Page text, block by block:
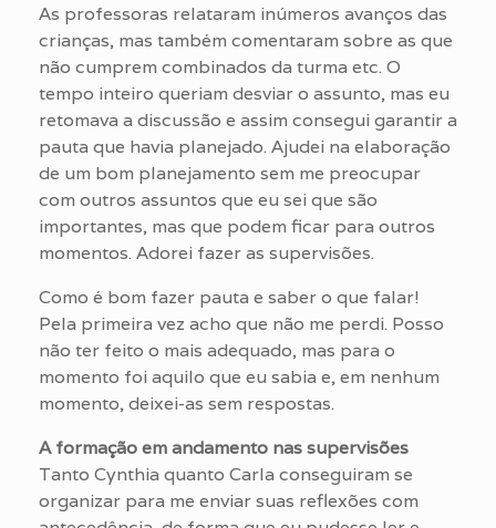
As professoras relataram inúmeros avanços das
crianças, mas também comentaram sobre as que
não cumprem combinados da turma etc. O
tempo inteiro queriam desviar o assunto, mas eu
retomava a discussão e assim consegui garantir a
pauta que havia planejado. Ajudei na elaboração
de um bom planejamento sem me preocupar
com outros assuntos que eu sei que são
importantes, mas que podem ficar para outros
momentos. Adorei fazer as supervisões.
Como é bom fazer pauta e saber o que falar!
Pela primeira vez acho que não me perdi. Posso
não ter feito o mais adequado, mas para o
momento foi aquilo que eu sabia e, em nenhum
momento, deixei-as sem respostas.
A formação em andamento nas supervisões
Tanto Cynthia quanto Carla conseguiram se
organizar para me enviar suas reflexões com